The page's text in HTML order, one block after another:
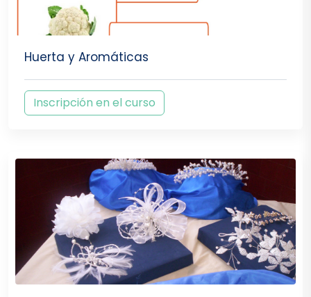
Huerta y Aromáticas
Inscripción en el curso